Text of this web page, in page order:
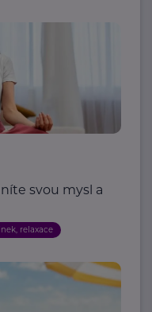
svou mysl a
relaxace